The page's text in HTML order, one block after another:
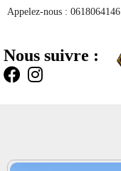
Appelez-nous : 0618064146
Nous suivre :